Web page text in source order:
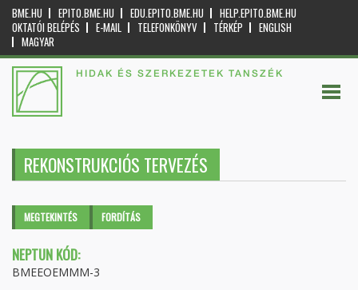
BME.HU EPITO.BME.HU EDU.EPITO.BME.HU
HELP.EPITO.BME.HU
OKTATÓI BELÉPÉS
E-MAIL TELEFONKÖNYV TÉRKÉP
ENGLISH
MAGYAR
HIDAK ÉS SZERKEZETEK TANSZÉK
REKONSTRUKCIÓS TERVEZÉS
Elsődleges fülek
MEGTEKINTÉS (AKTÍVFORDÍTÁS
NEPTUN KÓD:
BMEEOEMMM-3